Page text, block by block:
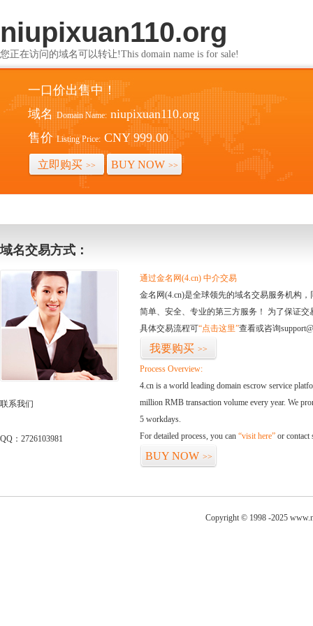
niupixuan110.org
您正在访问的域名可以转让!This domain name is for sale!
一口价出售中！
域名 Domain Name: niupixuan110.org
售价 Listing Price: CNY 999.00
立即购买 >> BUY NOW >>
域名交易方式：
联系我们
QQ：2726103981
通过金名网(4.cn) 中介交易
金名网(4.cn)是全球领先的域名交易服务机构
简单、安全、专业的第三方服务！ 为了保证
具体交易流程可“点击这里”查看或咨询
我要购买 >>
Process Overview:
4.cn is a world leading domain escrow service
million RMB transaction volume every year. We
5 workdays.
For detailed process, you can “visit here” or contact
BUY NOW >>
Copyright © 1998 -2025